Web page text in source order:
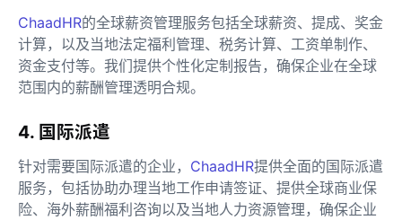
ChaadHR的全球薪资管理服务包括全球薪资、提成、奖金
计算，以及当地法定福利管理、税务计算、工资单制作、
资金支付等。我们提供个性化定制报告，确保企业在全球
范围内的薪酬管理透明合规。
4. 国际派遣
针对需要国际派遣的企业， ChaadHR提供全面的国际派遣
服务，包括协助办理当地工作申请签证、提供全球商业保
险、海外薪酬福利咨询以及当地人力资源管理，确保企业